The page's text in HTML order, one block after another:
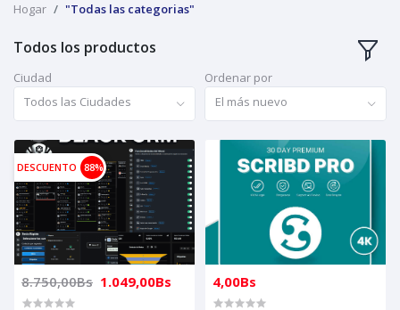
Hogar "Todas las categorias"
Todos los productos
Ciudad
Todos las Ciudades
Ordenar por
El más nuevo
DESCUENTO 88%
8.750,00Bs 1.049,00Bs 4,00Bs